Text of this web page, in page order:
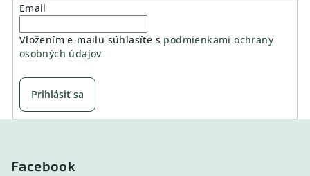
Email
Vložením e-mailu súhlasíte s podmienkami ochrany
osobných údajov
Prihlásiť sa
Facebook